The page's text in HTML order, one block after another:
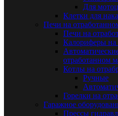
Для
Клетки для
Печи на
Печи на
Калориферы на
отработанном
Котлы на
Ручные
Горелки на
Гаражное
Прессы